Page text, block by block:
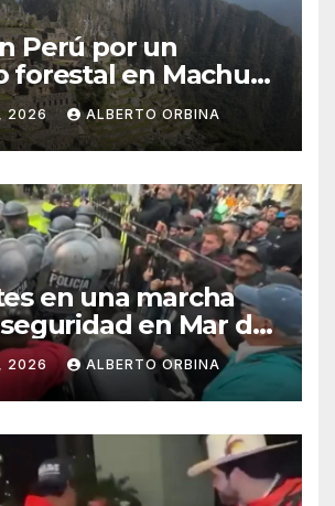
Perú por un
forestal en Machu
afecta el servicio
hacia el santuario
2026 ALBERTO ORBINA
en una marcha
en Mar del
piden que
la cúpula policial
2026 ALBERTO ORBINA